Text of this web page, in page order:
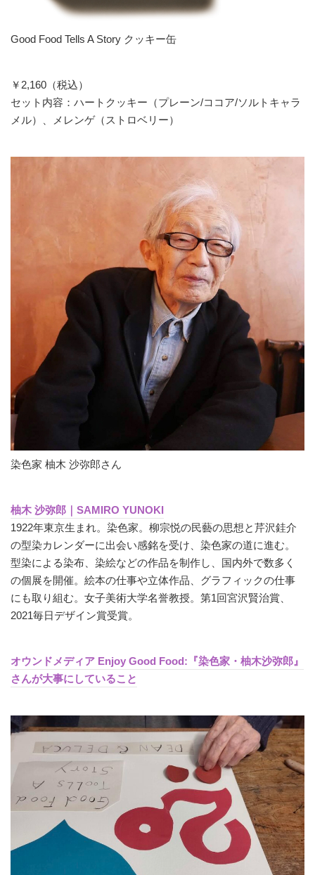
Good Food Tells A Story クッキー缶
￥2,160（税込）
セット内容：ハートクッキー（プレーン/ココア/ソルトキャラ
メル）、メレンゲ（ストロベリー）
染色家 柚木 沙弥郎さん
柚木 沙弥郎｜SAMIRO YUNOKI
1922年東京生まれ。染色家。柳宗悦の民藝の思想と芹沢銈介
の型染カレンダーに出会い感銘を受け、染色家の道に進む。
型染による染布、染絵などの作品を制作し、国内外で数多く
の個展を開催。絵本の仕事や立体作品、グラフィックの仕事
にも取り組む。女子美術大学名誉教授。第1回宮沢賢治賞、
2021毎日デザイン賞受賞。
オウンドメディア Enjoy Good Food:『染色家・柚木沙弥郎』
さんが大事にしていること